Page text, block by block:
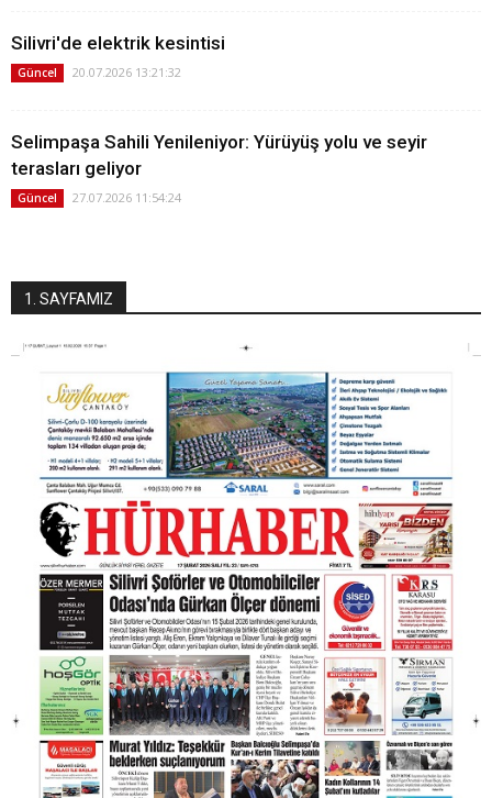
Silivri'de elektrik kesintisi
Güncel 20.07.2026 13:21:32
Selimpaşa Sahili Yenileniyor: Yürüyüş yolu ve seyir
terasları geliyor
Güncel 27.07.2026 11:54:24
1. SAYFAMIZ